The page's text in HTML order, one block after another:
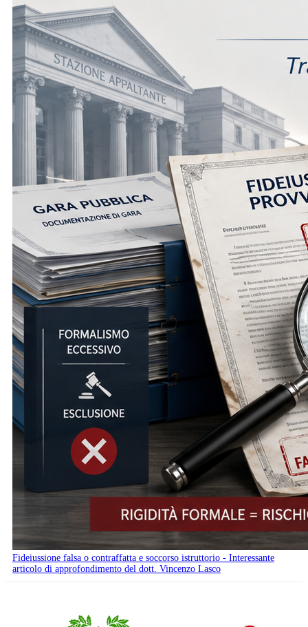
Fideiussione falsa o contraffatta e soccorso istruttorio - Interessante
articolo di approfondimento del dott. Vincenzo Lasco